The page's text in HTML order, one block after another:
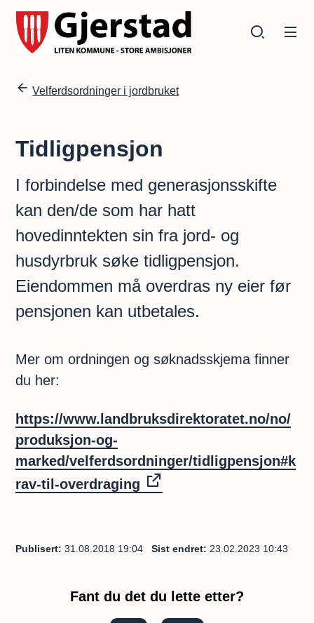
Gjerstad kommune
Du er her:
Velferdsordninger i jordbruket
Tidligpensjon
I forbindelse med generasjonsskifte
kan den/de som har hatt
hovedinntekten sin fra jord- og
husdyrbruk søke tidligpensjon.
Eiendommen må overdras ny eier før
pensjonen kan utbetales.
Mer om ordningen og søknadsskjema finner
du her:
https://www.landbruksdirektoratet.no/no/
produksjon-og-
marked/velferdsordninger/tidligpensjon#k
rav-til-overdraging
Publisert 31.08.2018 19:04 Sist endret 23.02.2023 10:43
Fant du det du lette etter?